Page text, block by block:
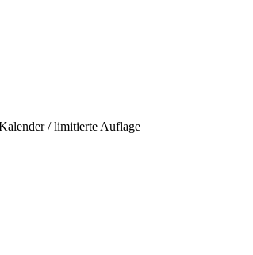
/ limitierte Auflage